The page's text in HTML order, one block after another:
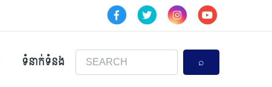
ទំនាក់ទំនង Search